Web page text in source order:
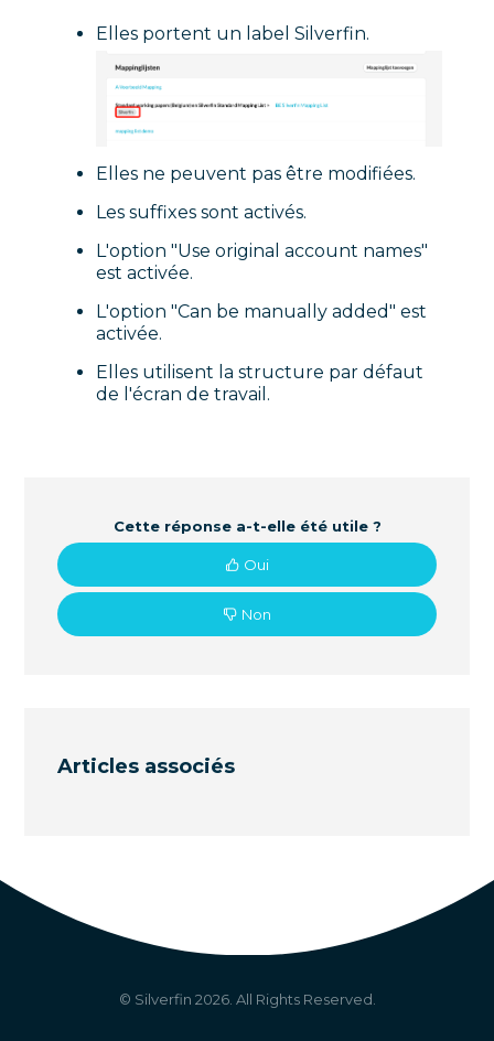
Elles portent un label Silverfin.
Elles ne peuvent pas être modifiées.
Les suffixes sont activés.
L'option "Use original account names"
est activée.
L'option "Can be manually added" est
activée.
Elles utilisent la structure par défaut
de l'écran de travail.
Cette réponse a-t-elle été utile ?
Oui
Non
Articles associés
© Silverfin 2026. All Rights Reserved.